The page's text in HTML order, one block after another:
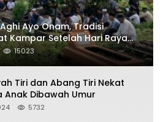
Ayo Onam, Tradisi
Kampar Setelah Hari Raya
15023
Tiri dan Abang Tiri Nekat
Anak Dibawah Umur
5732